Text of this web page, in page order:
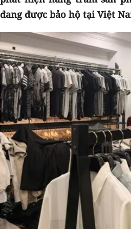
đang được bảo hộ tại Việt